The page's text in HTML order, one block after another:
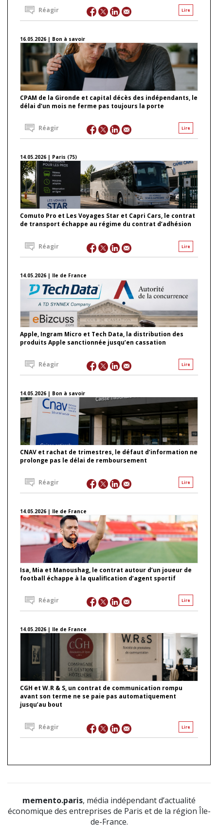
Lire
Réagir
16.05.2026 | Bon à savoir
CPAM de la Gironde et capital décès des indépendants, le
délai d’un mois ne ferme pas toujours la porte
Lire
Réagir
14.05.2026 | Paris (75)
Comuto Pro et Les Voyages Star et Capri Cars, le contrat
de transport échappe au régime du contrat d’adhésion
Lire
Réagir
14.05.2026 | Ile de France
Apple, Ingram Micro et Tech Data, la distribution des
produits Apple sanctionnée jusqu’en cassation
Lire
Réagir
14.05.2026 | Bon à savoir
CNAV et rachat de trimestres, le défaut d’information ne
prolonge pas le délai de remboursement
Lire
Réagir
14.05.2026 | Ile de France
Isa, Mia et Manoushag, le contrat autour d’un joueur de
football échappe à la qualification d’agent sportif
Lire
Réagir
14.05.2026 | Ile de France
CGH et W.R & S, un contrat de communication rompu
avant son terme ne se paie pas automatiquement
jusqu’au bout
Lire
Réagir
memento.paris, média indépendant d’actualité
économique des entreprises de Paris et de la région Île-
de-France.